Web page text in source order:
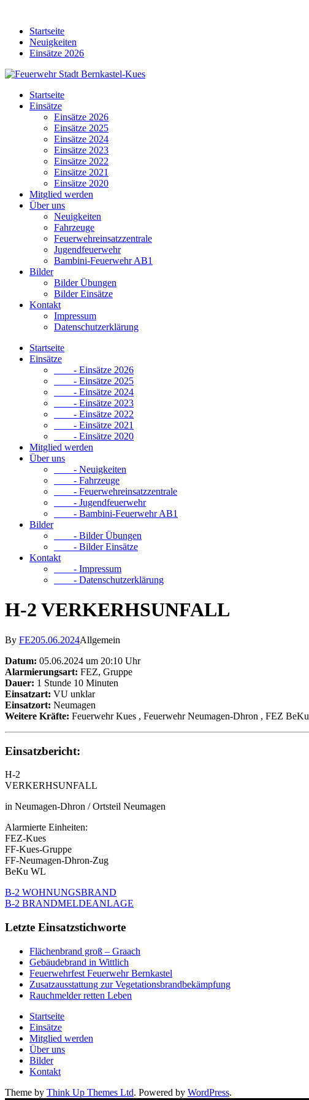
contentStartseite
Neuigkeiten
Einsätze 2026
Startseite
Einsätze
Einsätze 2026
Einsätze 2025
Einsätze 2024
Einsätze 2023
Einsätze 2022
Einsätze 2021
Einsätze 2020
Mitglied werden
Über uns
Neuigkeiten
Fahrzeuge
Feuerwehreinsatzzentrale
Jugendfeuerwehr
Bambini-Feuerwehr AB1
Bilder
Bilder Übungen
Bilder Einsätze
Kontakt
Impressum
Datenschutzerklärung
Startseite
Einsätze
- Einsätze 2026
- Einsätze 2025
- Einsätze 2024
- Einsätze 2023
- Einsätze 2022
- Einsätze 2021
- Einsätze 2020
Mitglied werden
Über uns
- Neuigkeiten
- Fahrzeuge
- Feuerwehreinsatzzentrale
- Jugendfeuerwehr
- Bambini-Feuerwehr AB1
Bilder
- Bilder Übungen
- Bilder Einsätze
Kontakt
- Impressum
- Datenschutzerklärung
H-2 VERKERHSUNFALL
By FE205.06.2024Allgemein
Datum: 05.06.2024 um 20:10 Uhr
Alarmierungsart: FEZ, Gruppe
Dauer: 1 Stunde 10 Minuten
Einsatzart: VU unklar
Einsatzort: Neumagen
Weitere Kräfte: Feuerwehr Kues , Feuerwehr Neumagen-Dhron , FEZ BeKu
Einsatzbericht:
H-2
VERKERHSUNFALL
in Neumagen-Dhron / Ortsteil Neumagen
Alarmierte Einheiten:
FEZ-Kues
FF-Kues-Gruppe
FF-Neumagen-Dhron-Zug
BeKu WL
B-2 WOHNUNGSBRAND
B-2 BRANDMELDEANLAGE
Letzte Einsatzstichworte
Flächenbrand groß – Graach
Gebäudebrand in Wittlich
Feuerwehrfest Feuerwehr Bernkastel
Zusatzausstattung zur Vegetationsbrandbekämpfung
Rauchmelder retten Leben
Startseite
Einsätze
Mitglied werden
Über uns
Bilder
Kontakt
Theme by Think Up Themes Ltd. Powered by WordPress.